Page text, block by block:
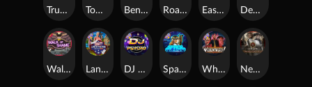
Nexus Tombstone RIP
Roadkill
Space Donkey
Land of the Free
Benji Killed in Vegas Devil's Crossroad
Tomb of Nefertiti
DJ Psycho
East Coast Vs West Coast
Whacked
Walk of Shame
True kult